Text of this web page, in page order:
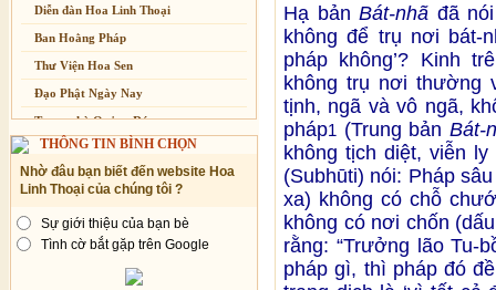
Diễn đàn Hoa Linh Thoại
Ban Hoằng Pháp
Thư Viện Hoa Sen
Đạo Phật Ngày Nay
Trang nhà Quảng Đức
Báo Giác Ngộ
Vesak 2014
THÔNG TIN BÌNH CHỌN
Nhờ đâu bạn biết đến website Hoa
Linh Thoại của chúng tôi ?
Sự giới thiệu của bạn bè
Tình cờ bắt gặp trên Google
Hạ bảnBát-nhã đã
không để trụ nơi bát-
pháp không’? Kinh
không trụ nơi thường
tịnh, ngã và vô ngã,
pháp1 (Trung bản Bát-
không tịch diệt, viễn
(Subhūti) nói: Pháp
xa) không có chỗ
không có nơi chốn
rằng: “Trưởng lão Tu-
pháp gì, thì pháp đó